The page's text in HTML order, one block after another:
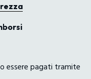
essere pagati tramite